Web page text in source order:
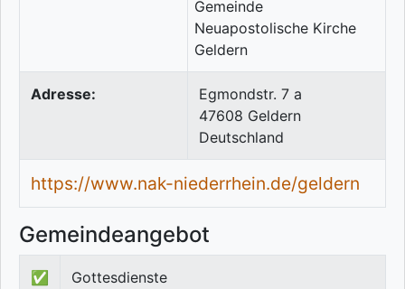
Adresse:
Egmondstr. 7 a
47608 Geldern
Deutschland
https://www.nak-niederrhein.de/geldern
Gemeindeangebot
✅ Gottesdienste